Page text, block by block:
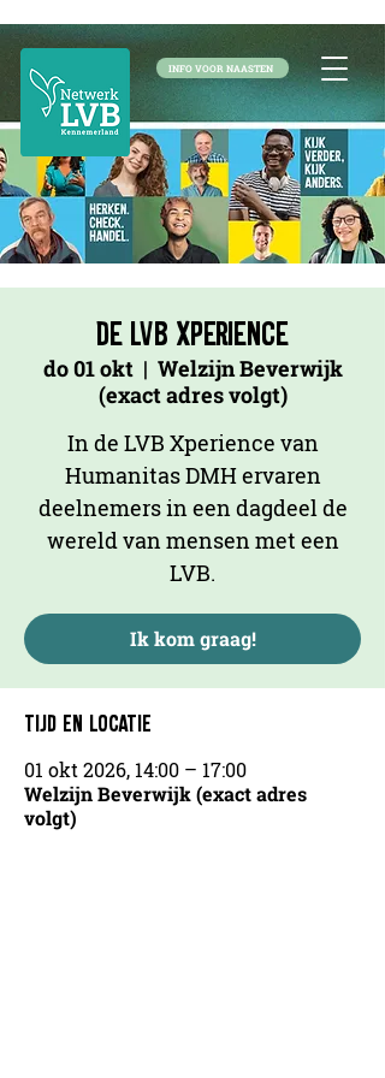
INFO VOOR NAASTEN
De LVB Xperience
do 01 okt
  |
Welzijn Beverwijk
(exact adres volgt)
In de LVB Xperience van
Humanitas DMH ervaren
deelnemers in een dagdeel de
wereld van mensen met een
LVB.
Ik kom graag!
TIJD EN LOCATIE
01 okt 2026, 14:00 – 17:00
Welzijn Beverwijk (exact adres
volgt)